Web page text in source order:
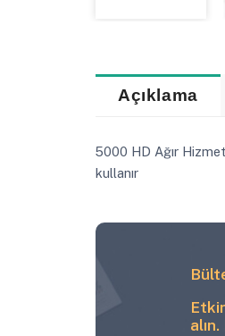
Açıklama
5000 HD Ağır
kullanır